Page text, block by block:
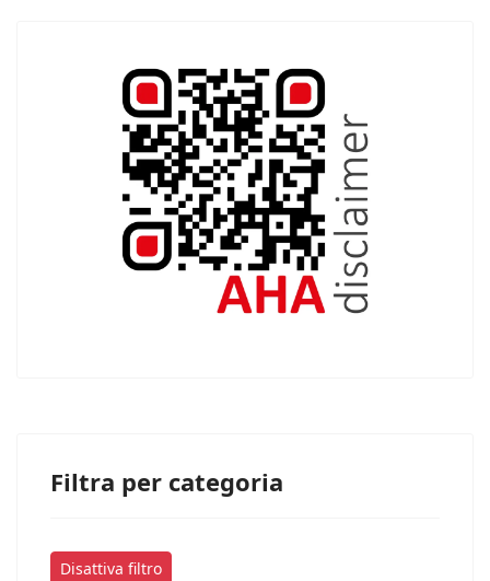
Filtra per categoria
Disattiva filtro